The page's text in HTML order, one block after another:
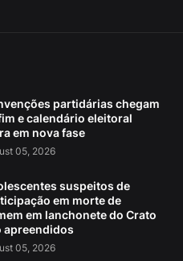
partidárias chegam
e calendário eleitoral
em nova fase
05, 2026
suspeitos de
em morte de
em lanchonete do Crato
apreendidos
05, 2026